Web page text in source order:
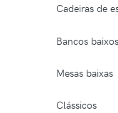
Cadeiras de
Bancos baixos
Mesas baixas
Clássicos